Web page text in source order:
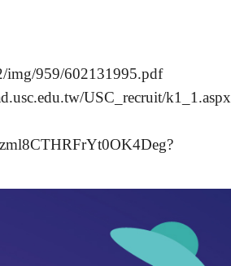
img/959/602131995.pdf
USC_recruit/k1_1.aspx